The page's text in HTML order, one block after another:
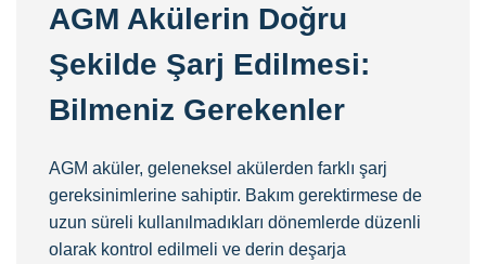
AGM Akülerin Doğru
Şekilde Şarj Edilmesi:
Bilmeniz Gerekenler
AGM aküler, geleneksel akülerden farklı şarj
gereksinimlerine sahiptir. Bakım gerektirmese de
uzun süreli kullanılmadıkları dönemlerde düzenli
olarak kontrol edilmeli ve derin deşarja